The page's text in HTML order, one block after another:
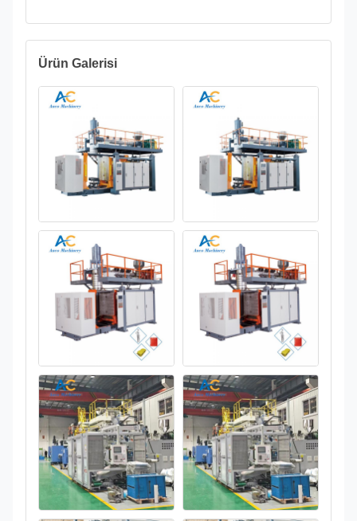
Ürün Galerisi